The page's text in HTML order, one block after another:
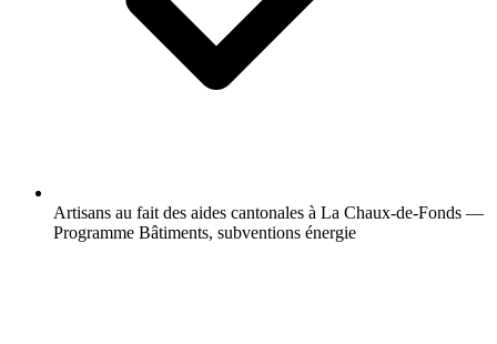
Artisans au fait des aides cantonales à La Chaux-de-Fonds —
Programme Bâtiments, subventions énergie